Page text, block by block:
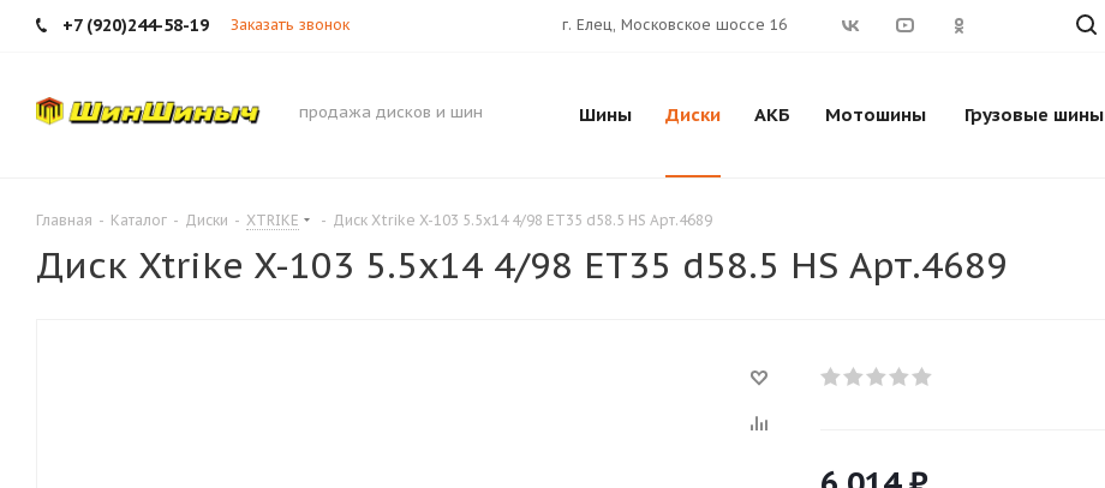
+7 (920)244-58-19 Заказать звонок г. Елец, Московское шоссе 16
продажа дисков и шин Шины Диски АКБ Мотошины Грузовые шины
Главная - Каталог - Диски - XTRIKE - Диск Xtrike X-103 5.5x14 4/98 ET35 d58.5 HS Арт.4689
Диск Xtrike X-103 5.5x14 4/98 ET35 d58.5 HS Арт.4689